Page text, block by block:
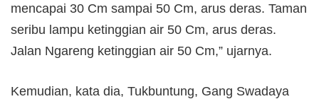
mencapai 30 Cm sampai 50 Cm, arus deras. Taman
seribu lampu ketinggian air 50 Cm, arus deras.
Jalan Ngareng ketinggian air 50 Cm,” ujarnya.
Kemudian, kata dia, Tukbuntung, Gang Swadaya